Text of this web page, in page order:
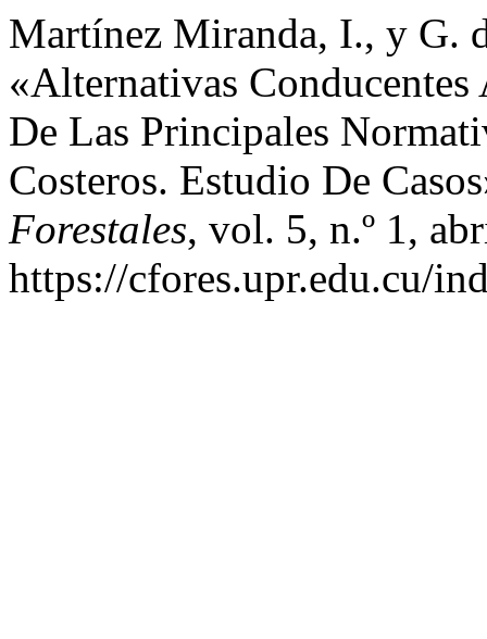
Martínez Miranda, I., y G.
«Alternativas
De Las Principales
Costeros. Estudio De
Forestales, vol. 5, n.º 1,
https://cfores.upr.edu.cu/